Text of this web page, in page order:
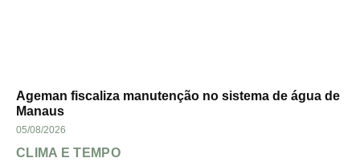
Ageman fiscaliza manutenção no sistema de água de
Manaus
05/08/2026
CLIMA E TEMPO